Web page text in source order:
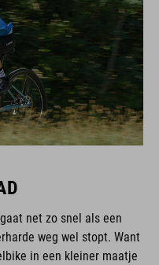
net zo snel als een
weg wel stopt. Want
in een kleiner maatje